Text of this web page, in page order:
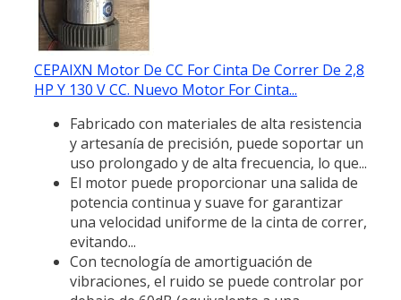
CEPAIXN Motor De CC For Cinta De Correr De 2,8
HP Y 130 V CC. Nuevo Motor For Cinta...
Fabricado con materiales de alta resistencia
y artesanía de precisión, puede soportar un
uso prolongado y de alta frecuencia, lo que...
El motor puede proporcionar una salida de
potencia continua y suave for garantizar
una velocidad uniforme de la cinta de correr,
evitando...
Con tecnología de amortiguación de
vibraciones, el ruido se puede controlar por